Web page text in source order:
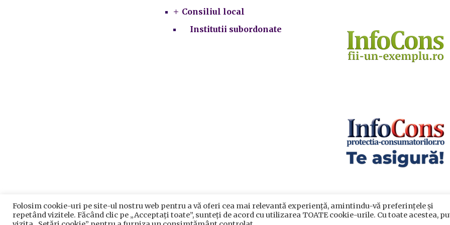
Consiliul local
Institutii subordonate
Prelucrarea datelor cu caracter personal |Politica de utilizare
Primăria Sectorului 5 București
2021. Toate drepturile rezervate.
Folosim cookie-uri pe site-ul nostru web pentru a vă oferi cea mai relevantă experiență, amintindu-vă preferințele și
repetând vizitele. Făcând clic pe „Acceptați toate”, sunteți de acord cu utilizarea TOATE cookie-urile. Cu toate acestea,